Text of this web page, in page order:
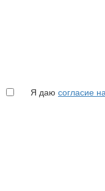
Я даю согласие